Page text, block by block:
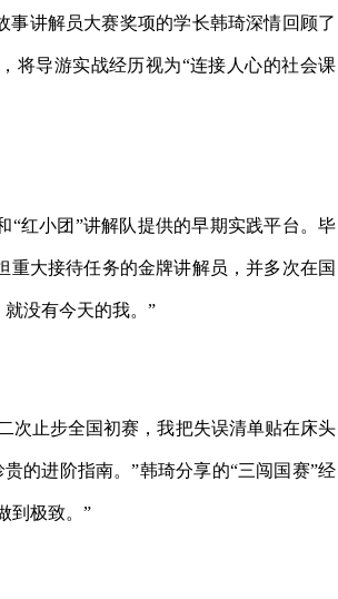
讲解员大赛奖项的学长韩琦深情回顾了
将导游实战经历视为“连接人心的社会课
红小团”讲解队提供的早期实践平台。毕
大接待任务的金牌讲解员，并多次在国
没有今天的我。”
次止步全国初赛，我把失误清单贴在床头
的进阶指南。”韩琦分享的“三闯国赛”经
到极致。”